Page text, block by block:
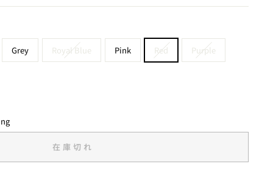
Grey Royal Blue Pink Red Purple
在庫切れ